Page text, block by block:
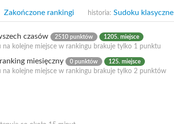
Zakończone rankingi historia: Sudoku klasyczne
czasów 2510 punktów 1205. miejsce
na kolejne miejsce w rankingu brakuje tylko 1 punktu
miesięczny 0 punktów 125. miejsce
na kolejne miejsce w rankingu brakuje tylko 2 punktów